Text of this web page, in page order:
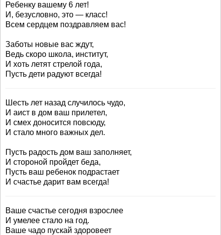
Ребенку вашему 6 лет!
И, безусловно, это — класс!
Всем сердцем поздравляем вас!
Заботы новые вас ждут,
Ведь скоро школа, институт,
И хоть летят стрелой года,
Пусть дети радуют всегда!
Шесть лет назад случилось чудо,
И аист в дом ваш прилетел,
И смех доносится повсюду,
И стало много важных дел.
Пусть радость дом ваш заполняет,
И стороной пройдет беда,
Пусть ваш ребенок подрастает
И счастье дарит вам всегда!
Ваше счастье сегодня взрослее
И умелее стало на год.
Ваше чадо пускай здоровеет